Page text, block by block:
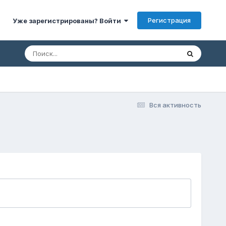
Уже зарегистрированы? Войти Регистрация
Вся активность